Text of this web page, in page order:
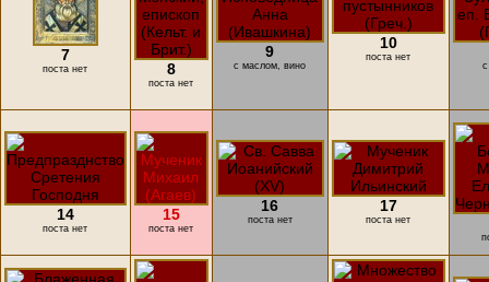
7
поста нет 8
поста нет
9
с маслом, вино
10
поста нет
14
поста нет
15
поста нет
16
поста нет
17
поста нет